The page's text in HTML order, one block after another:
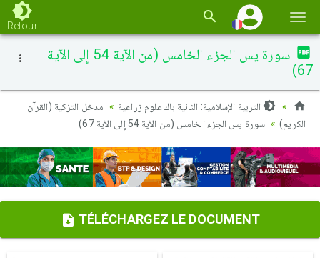
la
Retour
سورة يس الجزء الخامس (من الآية 54 إلى الآية
67)
التربية الإسلامية: الثانية باك علوم زراعية
مدخل التزكية (القرآن
الكريم)
سورة يس الجزء الخامس (من الآية 54 إلى الآية 67)
TÉLÉCHARGEZ LE DOCUMENT